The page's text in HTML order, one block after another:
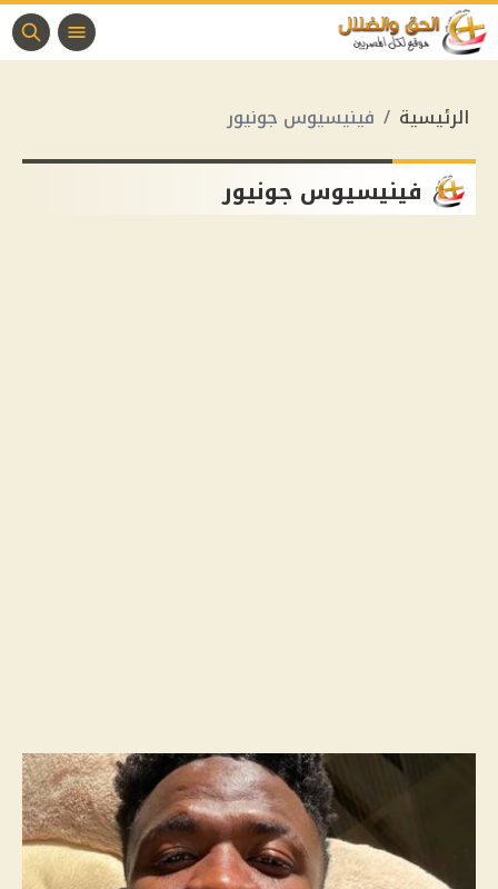
الرئيسية فينيسيوس جونيور
فينيسيوس جونيور